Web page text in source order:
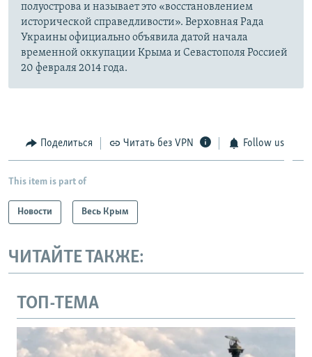
полуострова и называет это «восстановлением
исторической справедливости». Верховная Рада
Украины официально объявила датой начала
временной оккупации Крыма и Севастополя Россией
20 февраля 2014 года.
Поделиться Читать без VPN Follow us
This item is part of
Новости Весь Крым
ЧИТАЙТЕ ТАКЖЕ:
ТОП-ТЕМА